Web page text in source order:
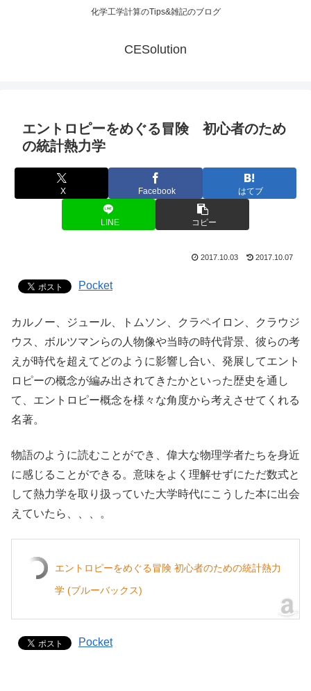
化学工学計算のTips&雑記のブログ
CESolution
エントロピーをめぐる冒険 初心者のため
の統計熱力学
X Facebook はてブ
LINE コピー
2017.10.03 2017.10.07
Pocket
カルノー、ジュール、トムソン、クラペイロン、クラウジ
ウス、ボルツマンらの人物像や当時の時代背景、彼らの考
えが時代を超えてどのように影響し合い、発展してエント
ロピーの概念が編み出されてきたかといった歴史を通し
て、エントロピー概念を様々な角度から考えさせてくれる
名著。
物語のように読むことができ、偉大な物理学者たちを身近
に感じることができる。意味をよく理解せずにただ数式と
して熱力学を取り扱っていた大学時代にこうした本に出会
えていたら、、、。
エントロピーをめぐる冒険 初心者のための統計熱力
学 (ブルーバックス)
Pocket